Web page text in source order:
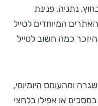
נתניה, פנינת
המיוחדים לטייל
כמה חשוב לטייל
ומהעומס היומיומי,
או אפילו בלחצי